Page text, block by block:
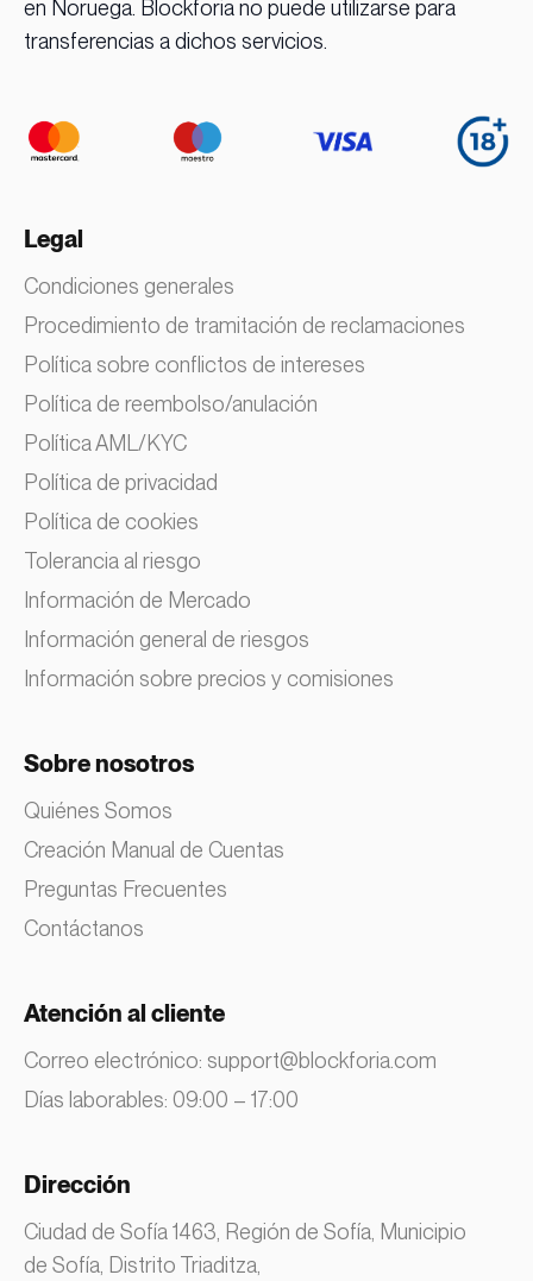
en Noruega. Blockforia no puede utilizarse para
transferencias a dichos servicios.
Legal
Condiciones generales
Procedimiento de tramitación de reclamaciones
Política sobre conflictos de intereses
Política de reembolso/anulación
Política AML/KYC
Política de privacidad
Política de cookies
Tolerancia al riesgo
Información de Mercado
Información general de riesgos
Información sobre precios y comisiones
Sobre nosotros
Quiénes Somos
Creación Manual de Cuentas
Preguntas Frecuentes
Contáctanos
Atención al cliente
Correo electrónico: support@blockforia.com
Días laborables: 09:00 – 17:00
Dirección
Ciudad de Sofía 1463, Región de Sofía, Municipio
de Sofía, Distrito Triaditza,